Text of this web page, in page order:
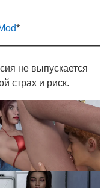
*
не выпускается
страх и риск.